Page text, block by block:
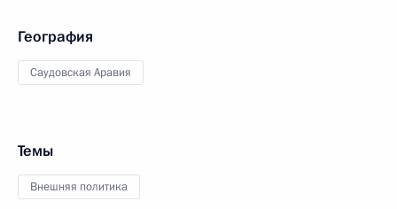
География
Саудовская Аравия
Темы
Внешняя политика